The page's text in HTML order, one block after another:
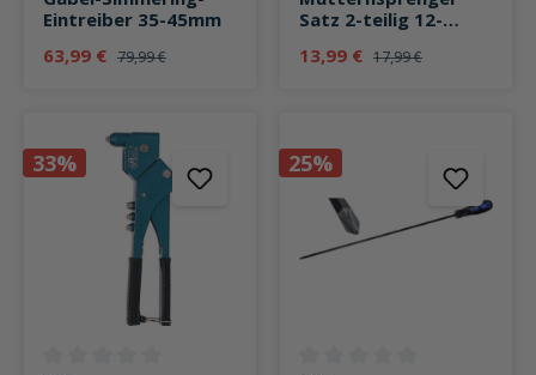
Eintreiber 35-45mm
63,99 € 79,99 €
Satz 2-teilig 12-
13,99 € 17,99 €
33% 25%